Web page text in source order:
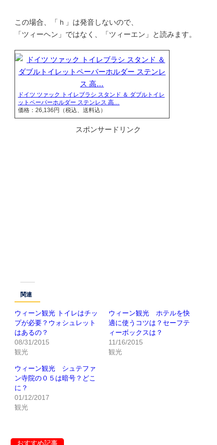
この場合、「ｈ」は発音しないので、
「ツィーヘン」ではなく、「ツィーエン」と読みます。
ドイツ ツァック トイレブラシ スタンド ＆ ダブルトイレ
ットペーパーホルダー ステンレス 高…
価格：26,136円（税込、送料込）
スポンサードリンク
関連
ウィーン観光 トイレはチッ
プが必要？ウォシュレット
はあるの？
08/31/2015
観光
ウィーン観光 ホテルを快
適に使うコツは？セーフテ
ィーボックスは？
11/16/2015
観光
ウィーン観光 シュテファ
ン寺院の０５は暗号？どこ
に？
01/12/2017
観光
おすすめ記事